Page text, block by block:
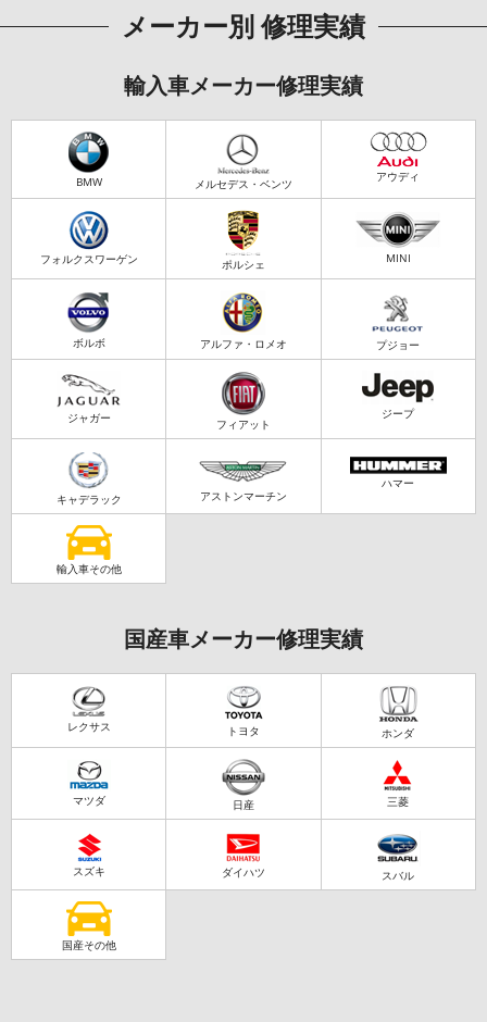
メーカー別 修理実績
輸入車メーカー修理実績
BMW メルセデス・ベンツ アウディ
フォルクスワーゲン ポルシェ MINI
ボルボ アルファ・ロメオ プジョー
ジャガー フィアット
ジープ
キャデラック アストンマーチン
ハマー
輸入車その他
国産車メーカー修理実績
レクサス トヨタ ホンダ
マツダ 日産 三菱
スズキ ダイハツ スバル
国産その他